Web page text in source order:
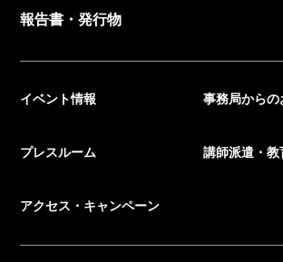
報告書・発行物
イベント情報 事務局から
プレスルーム 講師派遣・
アクセス・キャンペーン